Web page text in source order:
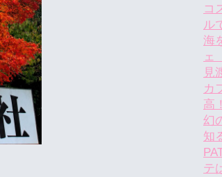
コ
ル
海
ェ
見
カ
高
幻
知
テ